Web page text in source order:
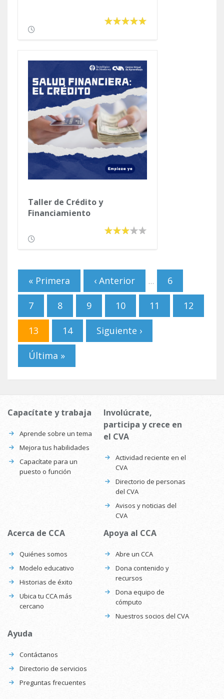
Taller de Crédito y
Financiamiento
Páginas
« Primera ‹ Anterior … 6
7 8 9 10 11 12
13 14 Siguiente ›
Última »
Capacítate y trabaja
Aprende sobre un tema
Mejora tus habilidades
Capacítate para un
puesto o función
Involúcrate,
participa y crece en
el CVA
Actividad reciente en el
CVA
Directorio de personas
del CVA
Avisos y noticias del
CVA
Acerca de CCA
Quiénes somos
Modelo educativo
Historias de éxito
Ubica tu CCA más
cercano
Apoya al CCA
Abre un CCA
Dona contenido y
recursos
Dona equipo de
cómputo
Nuestros socios del CVA
Ayuda
Contáctanos
Directorio de servicios
Preguntas frecuentes